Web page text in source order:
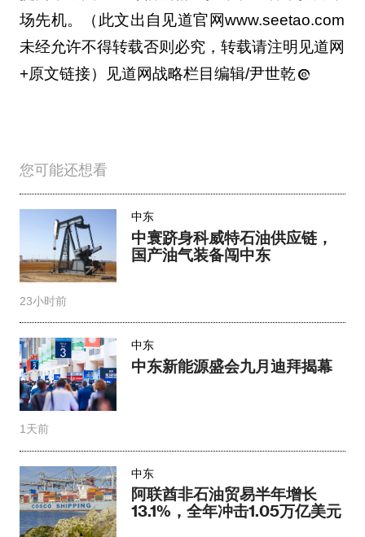
场先机。（此文出自见道官网www.seetao.com
未经允许不得转载否则必究，转载请注明见道网
+原文链接）见道网战略栏目编辑/尹世乾
您可能还想看
中东
中寰跻身科威特石油供应链，
国产油气装备闯中东
23小时前
中东
中东新能源盛会九月迪拜揭幕
1天前
中东
阿联酋非石油贸易半年增长
13.1%，全年冲击1.05万亿美元